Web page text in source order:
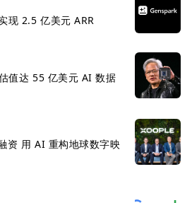
现 2.5 亿美元 ARR
值达 55 亿美元 AI 数据
资 用 AI 重构地球数字映